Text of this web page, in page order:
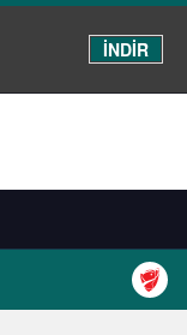
İNDİR